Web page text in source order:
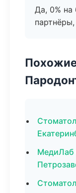
Да, 0% на
партнёры,
МедиЛаб